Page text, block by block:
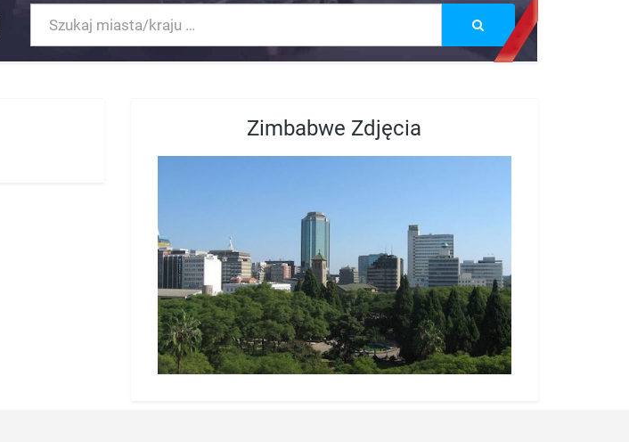
Zimbabwe Zdjęcia